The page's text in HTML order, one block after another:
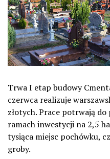
Trwa I etap budowy
czerwca realizuje
złotych. Prace potrwają do
ramach inwestycji na 2,5
tysiąca miejsc pochówku,
groby.